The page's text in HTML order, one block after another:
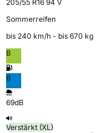
205/55 R16 94 V
Sommerreifen
bis 240 km⁠/⁠h - bis 670 kg
B
B
69dB
Verstärkt (XL)